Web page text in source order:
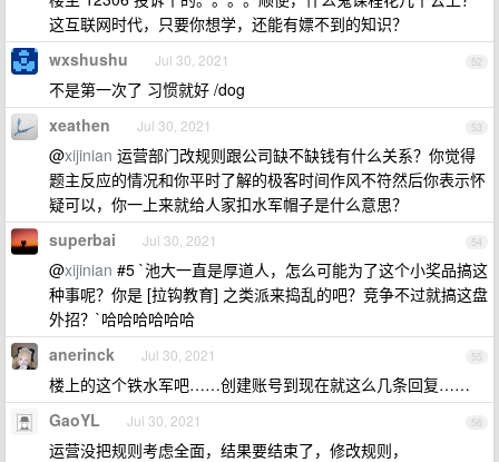
这互联网时代，只要你想学，还能有嫖不到的知识？
52
wxshushu Jul 30, 2021
不是第一次了 习惯就好 /dog
53
xeathen Jul 30, 2021
@xijinian 运营部门改规则跟公司缺不缺钱有什么关系？你觉得
题主反应的情况和你平时了解的极客时间作风不符然后你表示怀
疑可以，你一上来就给人家扣水军帽子是什么意思？
54
superbai Jul 30, 2021
@xijinian #5 `池大一直是厚道人，怎么可能为了这个小奖品搞这
种事呢？你是 [拉钩教育] 之类派来捣乱的吧？竞争不过就搞这盘
外招？`哈哈哈哈哈哈
55
anerinck Jul 30, 2021
楼上的这个铁水军吧……创建账号到现在就这么几条回复……
56
GaoYL Jul 30, 2021
运营没把规则考虑全面，结果要结束了，修改规则，